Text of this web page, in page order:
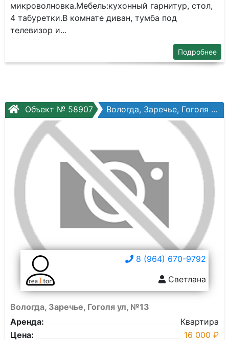
микроволновка.Мебель:кухонный гарнитур, стол,
4 табуретки.В комнате диван, тумба под
телевизор и...
Подробнее
Объект № 58907 Вологда, Заречье, Гоголя ул, №13
8 (964) 670-9792
Светлана
Вологда, Заречье, Гоголя ул, №13
Аренда:
Квартира
Цена:
16 000 ₽